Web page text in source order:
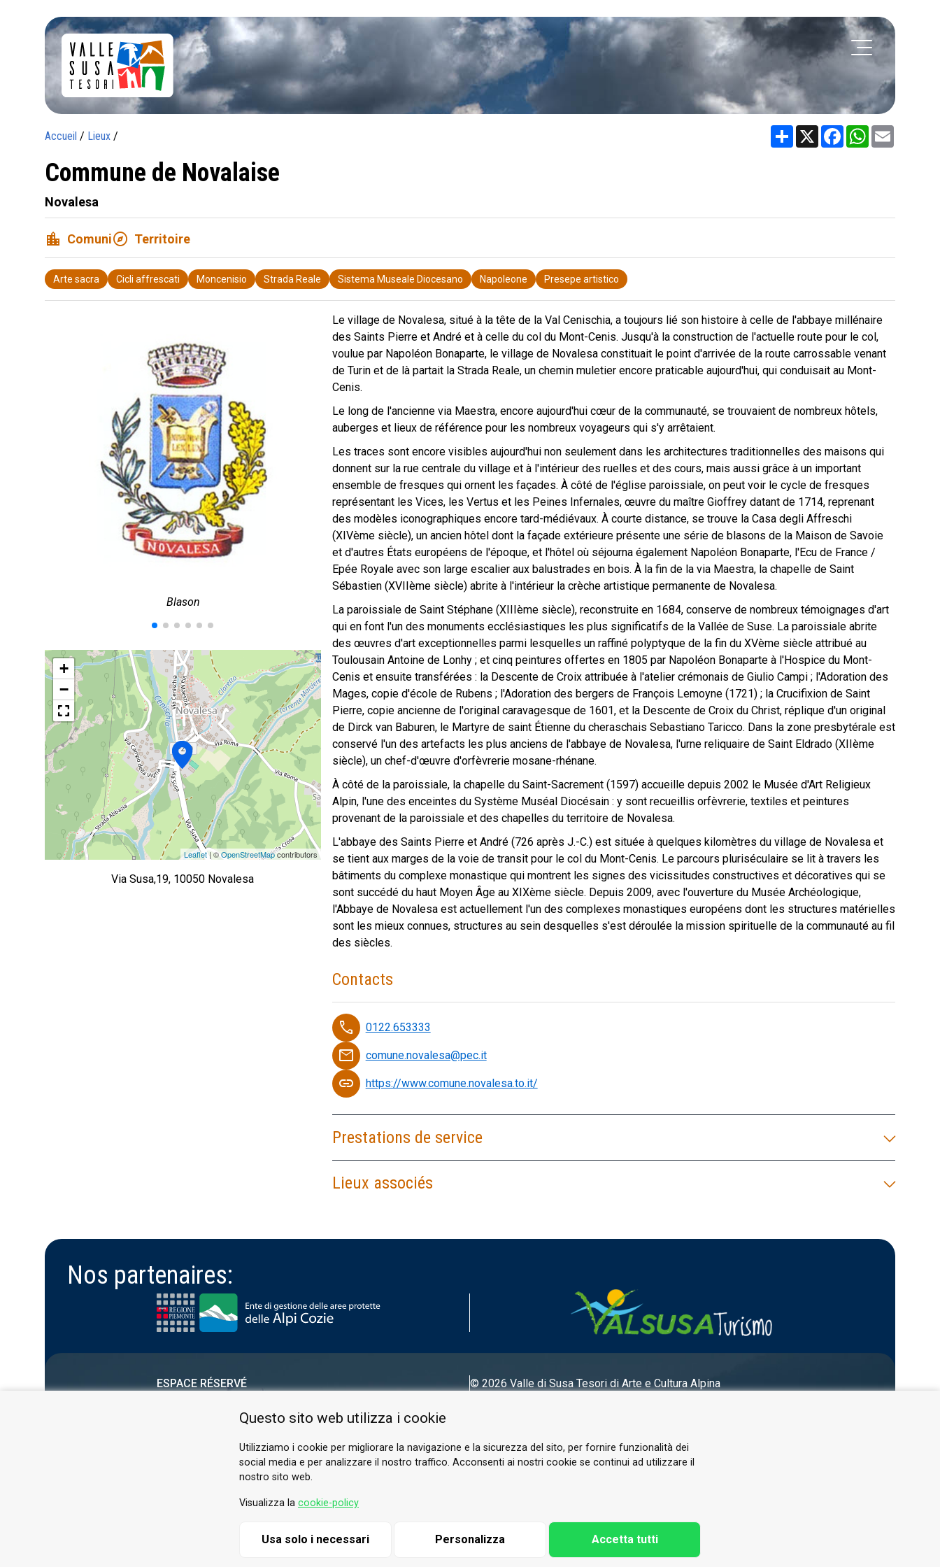
Accueil / Lieux / Share X FacebookWhatsApp
Commune de Novalaise
Novalesa
location_city Comuniexplore Territoire
Arte sacra Cicli affrescati Moncenisio Strada Reale Sistema Museale Diocesano Napoleone Presepe artistico
Blason Abbaye des Saints P…
+
−
Leaflet| ©OpenStreetMapcontributors
Via Susa,19, 10050 Novalesa
Le village de Novalesa, situé à la tête de la Val Cenischia, a toujours lié son histoire à celle de l'abbaye millénaire
des Saints Pierre et André et à celle du col du Mont-Cenis. Jusqu'à la construction de l'actuelle route pour le col,
voulue par Napoléon Bonaparte, le village de Novalesa constituait le point d'arrivée de la route carrossable venant
de Turin et de là partait la Strada Reale, un chemin muletier encore praticable aujourd'hui, qui conduisait au Mont-
Cenis.
Le long de l'ancienne via Maestra, encore aujourd'hui cœur de la communauté, se trouvaient de nombreux hôtels,
auberges et lieux de référence pour les nombreux voyageurs qui s'y arrêtaient.
Les traces sont encore visibles aujourd'hui non seulement dans les architectures traditionnelles des maisons qui
donnent sur la rue centrale du village et à l'intérieur des ruelles et des cours, mais aussi grâce à un important
ensemble de fresques qui ornent les façades. À côté de l'église paroissiale, on peut voir le cycle de fresques
représentant les Vices, les Vertus et les Peines Infernales, œuvre du maître Gioffrey datant de 1714, reprenant
des modèles iconographiques encore tard-médiévaux. À courte distance, se trouve la Casa degli Affreschi
(XIVème siècle), un ancien hôtel dont la façade extérieure présente une série de blasons de la Maison de Savoie
et d'autres États européens de l'époque, et l'hôtel où séjourna également Napoléon Bonaparte, l'Ecu de France /
Epée Royale avec son large escalier aux balustrades en bois. À la fin de la via Maestra, la chapelle de Saint
Sébastien (XVIIème siècle) abrite à l'intérieur la crèche artistique permanente de Novalesa.
La paroissiale de Saint Stéphane (XIIIème siècle), reconstruite en 1684, conserve de nombreux témoignages d'art
qui en font l'un des monuments ecclésiastiques les plus significatifs de la Vallée de Suse. La paroissiale abrite
des œuvres d'art exceptionnelles parmi lesquelles un raffiné polyptyque de la fin du XVème siècle attribué au
Toulousain Antoine de Lonhy ; et cinq peintures offertes en 1805 par Napoléon Bonaparte à l'Hospice du Mont-
Cenis et ensuite transférées : la Descente de Croix attribuée à l'atelier crémonais de Giulio Campi ; l'Adoration des
Mages, copie d'école de Rubens ; l'Adoration des bergers de François Lemoyne (1721) ; la Crucifixion de Saint
Pierre, copie ancienne de l'original caravagesque de 1601, et la Descente de Croix du Christ, réplique d'un original
de Dirck van Baburen, le Martyre de saint Étienne du cheraschais Sebastiano Taricco. Dans la zone presbytérale est
conservé l'un des artefacts les plus anciens de l'abbaye de Novalesa, l'urne reliquaire de Saint Eldrado (XIIème
siècle), un chef-d'œuvre d'orfèvrerie mosane-rhénane.
À côté de la paroissiale, la chapelle du Saint-Sacrement (1597) accueille depuis 2002 le Musée d'Art Religieux
Alpin, l'une des enceintes du Système Muséal Diocésain : y sont recueillis orfèvrerie, textiles et peintures
provenant de la paroissiale et des chapelles du territoire de Novalesa.
L'abbaye des Saints Pierre et André (726 après J.-C.) est située à quelques kilomètres du village de Novalesa et
se tient aux marges de la voie de transit pour le col du Mont-Cenis. Le parcours pluriséculaire se lit à travers les
bâtiments du complexe monastique qui montrent les signes des vicissitudes constructives et décoratives qui se
sont succédé du haut Moyen Âge au XIXème siècle. Depuis 2009, avec l'ouverture du Musée Archéologique,
l'Abbaye de Novalesa est actuellement l'un des complexes monastiques européens dont les structures matérielles
sont les mieux connues, structures au sein desquelles s'est déroulée la mission spirituelle de la communauté au fil
des siècles.
Contacts
phone 0122.653333
email comune.novalesa@pec.it
link https://www.comune.novalesa.to.it/
Prestations de service
Lieux associés
Nos partenaires:
ESPACE RÉSERVÉ
© 2026 Valle di SusaTesori di Arte e Cultura Alpina
Questo sito web utilizza i cookie
Utilizziamo i cookie per migliorare la navigazione e la sicurezza del sito, per fornire funzionalità dei
social media e per analizzare il nostro traffico. Acconsenti ai nostri cookie se continui ad utilizzare il
nostro sito web.
Visualizza la cookie-policy
Usa solo i necessari Personalizza Accetta tutti